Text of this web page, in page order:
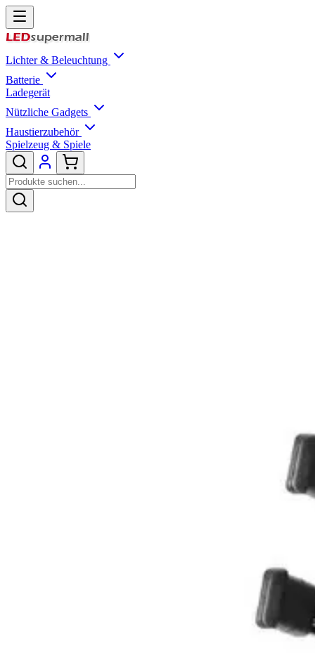
Lichter & Beleuchtung
Batterie
Ladegerät
Nützliche Gadgets
Haustierzubehör
Spielzeug & Spiele